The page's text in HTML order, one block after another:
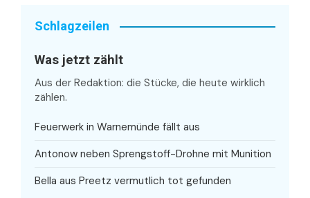
Schlagzeilen
Was jetzt zählt
Aus der Redaktion: die Stücke, die heute wirklich
zählen.
Feuerwerk in Warnemünde fällt aus
Antonow neben Sprengstoff-Drohne mit Munition
Bella aus Preetz vermutlich tot gefunden